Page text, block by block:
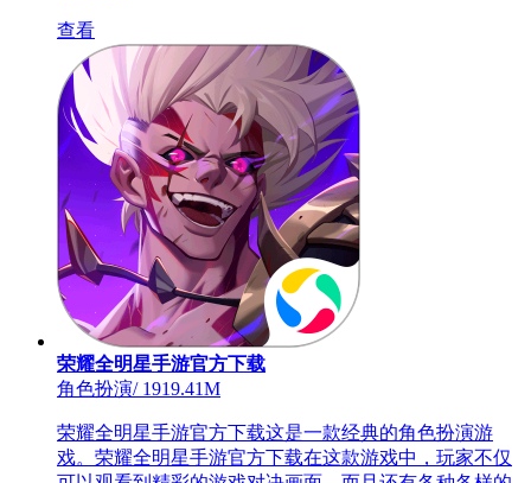
查看
荣耀全明星手游官方下载
角色扮演/1919.41M
荣耀全明星手游官方下载这是一款经典的角色扮演游
戏。荣耀全明星手游官方下载在这款游戏中，玩家不仅